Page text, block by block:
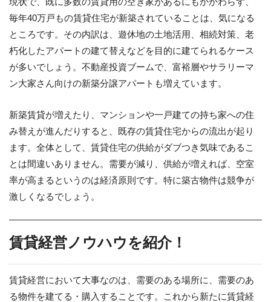
毎年40万戸もの賃貸住宅が新築されていることは、気になる
ところです。その内訳は、遊休地の土地活用、相続対策、老
朽化したアパートの建て替えなどを目的に建てられるケース
が多いでしょう。不動産投資ブームで、富裕層やサラリーマ
ン大家さん向けの新築分譲アパートも増えています。
新築賃貸が増えたり、マンションや一戸建ての持ち家への住
み替えが進んだりすると、既存の賃貸住宅からの流出が起り
ます。全体として、賃貸住宅の供給がダブつき気味であるこ
とは間違いありません。需要が減り、供給が増えれば、空室
率が高まるというのは経済原則です。特に築古物件は競争が
激しくなるでしょう。
賃貸経営ノウハウを紹介！
賃貸経営において大事なのは、需要のある場所に、需要のあ
る物件を建てる・購入することです。これから新たに賃貸経